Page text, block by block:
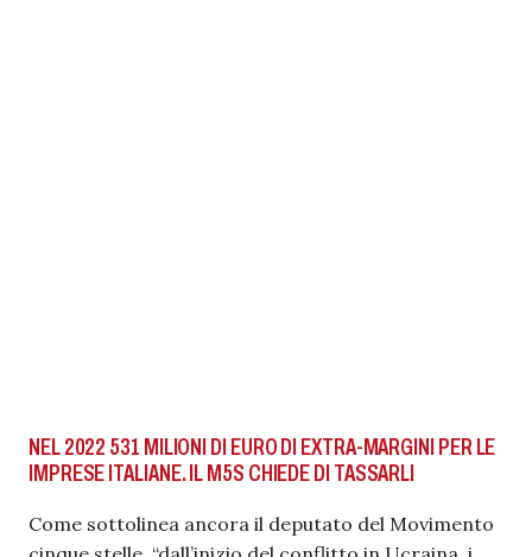
NEL 2022 531 MILIONI DI EURO DI EXTRA-MARGINI PER LE
IMPRESE ITALIANE. IL M5S CHIEDE DI TASSARLI
Come sottolinea ancora il deputato del Movimento